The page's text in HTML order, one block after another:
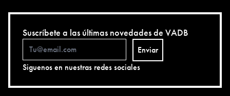
Suscríbete a las últimas novedades de VADB
Enviar
Siguenos en nuestras redes sociales